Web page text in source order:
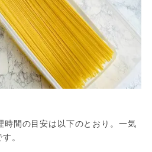
時間の目安は以下のとおり。一気
。